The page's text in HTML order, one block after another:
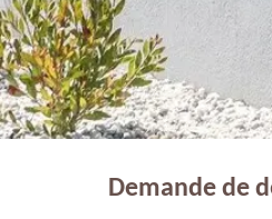
Demande de